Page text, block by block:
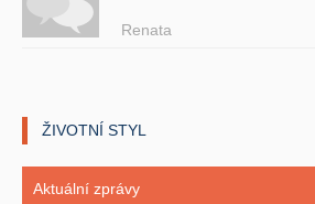
Renata
ŽIVOTNÍ STYL
Aktuální zprávy